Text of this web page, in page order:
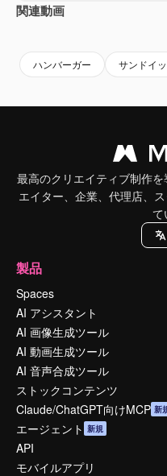
関連動画
ハンバーガー サンドイ
最高のクリエイティブ制作
エイター、企業、代理店、
て
製品
Spaces
AI アシスタント
AI 画像生成ツール
AI 動画生成ツール
AI 音声合成ツール
ストックコンテンツ
Claude/ChatGPT向けMCP 新
エージェント 新規
API
モバイルアプリ